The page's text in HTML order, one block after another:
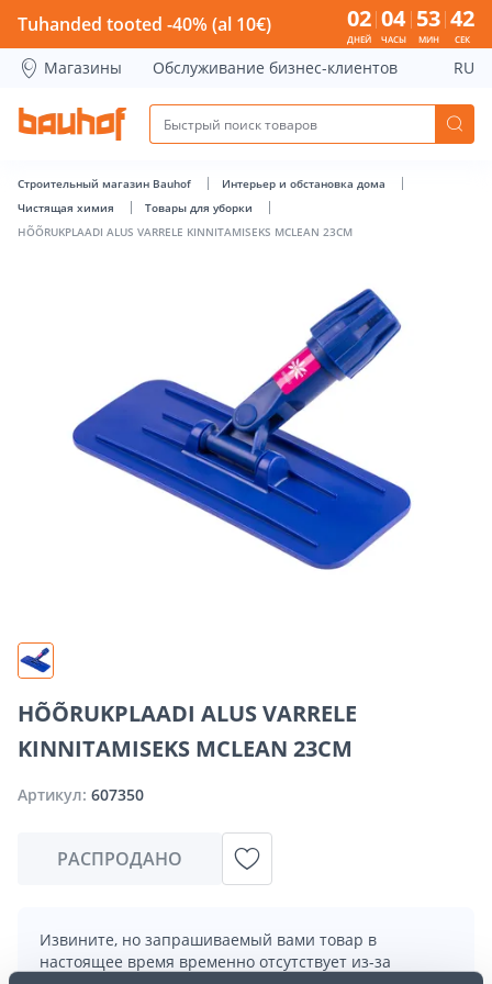
HÕÕRUKPLAADI ALUS VARRELE KINNITAMISEKS MCLEAN
Tuhanded tooted -40% (al 10€) 02
ДНЕЙ
04
ЧАСЫ
53
МИН
41
СЕК
Магазины Обслуживание бизнес-клиентов RU
Строительный магазин Bauhof
Интерьер и обстановка дома
Чистящая химия
Товары для уборки
HÕÕRUKPLAADI ALUS VARRELE KINNITAMISEKS MCLEAN 23CM
HÕÕRUKPLAADI ALUS VARRELE
KINNITAMISEKS MCLEAN 23CM
Артикул: 607350
РАСПРОДАНО
Извините, но запрашиваемый вами товар в
настоящее время временно отсутствует из-за